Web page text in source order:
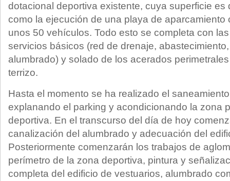
dotacional deportiva existente, cuya superficie es
como la ejecución de una playa de aparcamiento
unos 50 vehículos. Todo esto se completa con
servicios básicos (red de drenaje,
alumbrado) y solado de los acerados
terrizo.
Hasta el momento se ha realizado el
explanando el parking y acondicionando la zona
deportiva. En el transcurso del día de hoy
canalización del alumbrado y adecuación del
Posteriormente comenzarán los trabajos de
perímetro de la zona deportiva, pintura y
completa del edificio de vestuarios, alumbrado